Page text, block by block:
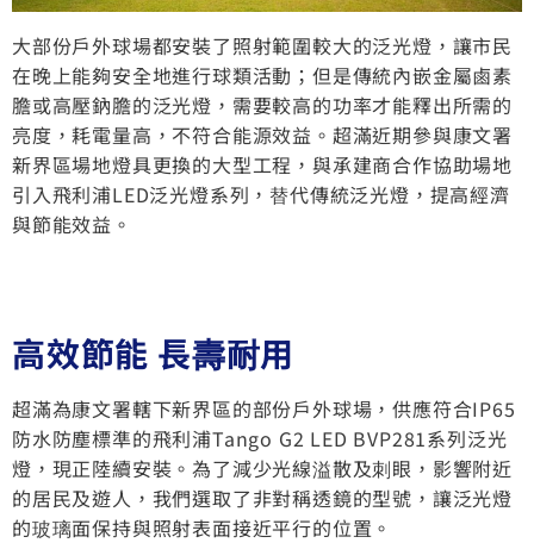
大部份戶外球場都安裝了照射範圍較大的泛光燈，讓市民
在晚上能夠安全地進行球類活動；但是傳統內嵌金屬鹵素
膽或高壓鈉膽的泛光燈，需要較高的功率才能釋出所需的
亮度，耗電量高，不符合能源效益。超滿近期參與康文署
新界區場地燈具更換的大型工程，與承建商合作協助場地
引入飛利浦LED泛光燈系列，替代傳統泛光燈，提高經濟
與節能效益。
高效節能 長壽耐用
超滿為康文署轄下新界區的部份戶外球場，供應符合IP65
防水防塵標準的飛利浦Tango G2 LED BVP281系列泛光
燈，現正陸續安裝。為了減少光線溢散及刺眼，影響附近
的居民及遊人，我們選取了非對稱透鏡的型號，讓泛光燈
的玻璃面保持與照射表面接近平行的位置。